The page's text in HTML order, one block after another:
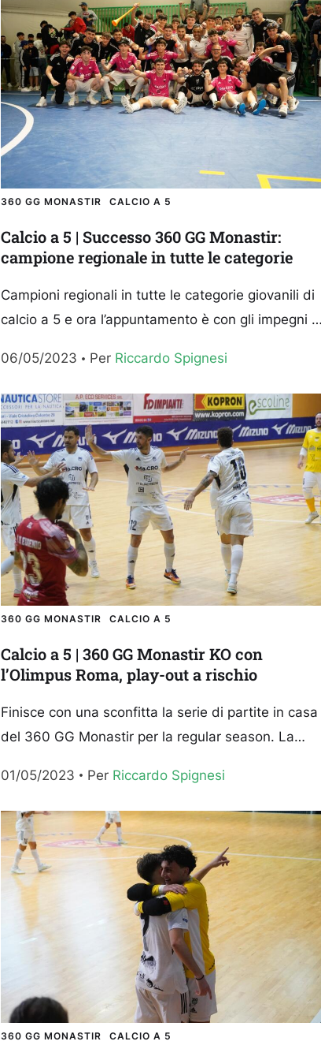
360 GG MONASTIR CALCIO A 5
Calcio a 5 | Successo 360 GG Monastir:
campione regionale in tutte le categorie
Campioni regionali in tutte le categorie giovanili di
calcio a 5 e ora l’appuntamento è con gli impegni a
06/05/2023
Per Riccardo Spignesi
360 GG MONASTIR CALCIO A 5
Calcio a 5 | 360 GG Monastir KO con
l’Olimpus Roma, play-out a rischio
Finisce con una sconfitta la serie di partite in casa
del 360 GG Monastir per la regular season. La
01/05/2023
Per Riccardo Spignesi
360 GG MONASTIR CALCIO A 5